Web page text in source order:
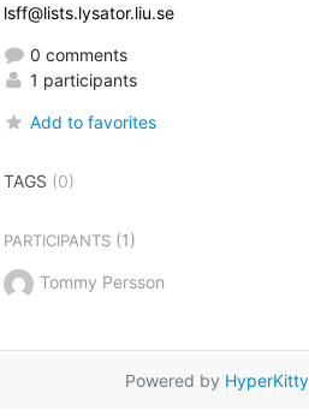
lsff@lists.lysator.liu.se
0 comments
1 participants
Add to favorites
TAGS (0)
PARTICIPANTS(1)
Tommy Persson
Powered by HyperKitty